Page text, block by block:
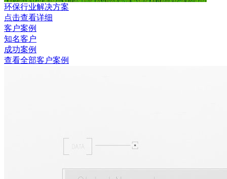
环保行业解决方案
点击查看详细
客户案例
知名客户
成功案例
查看全部客户案例